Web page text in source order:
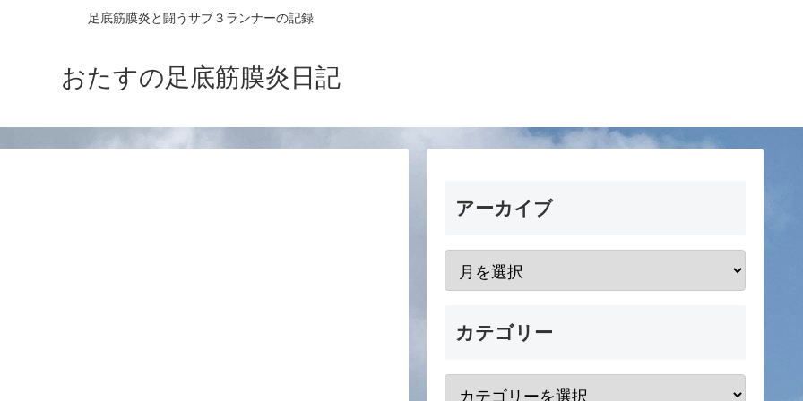
足底筋膜炎と闘うサブ３ランナーの記録
おたすの足底筋膜炎日記
アーカイブ
カテゴリー